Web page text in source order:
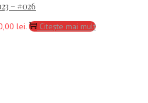
– #026
lei.
Citește mai mult